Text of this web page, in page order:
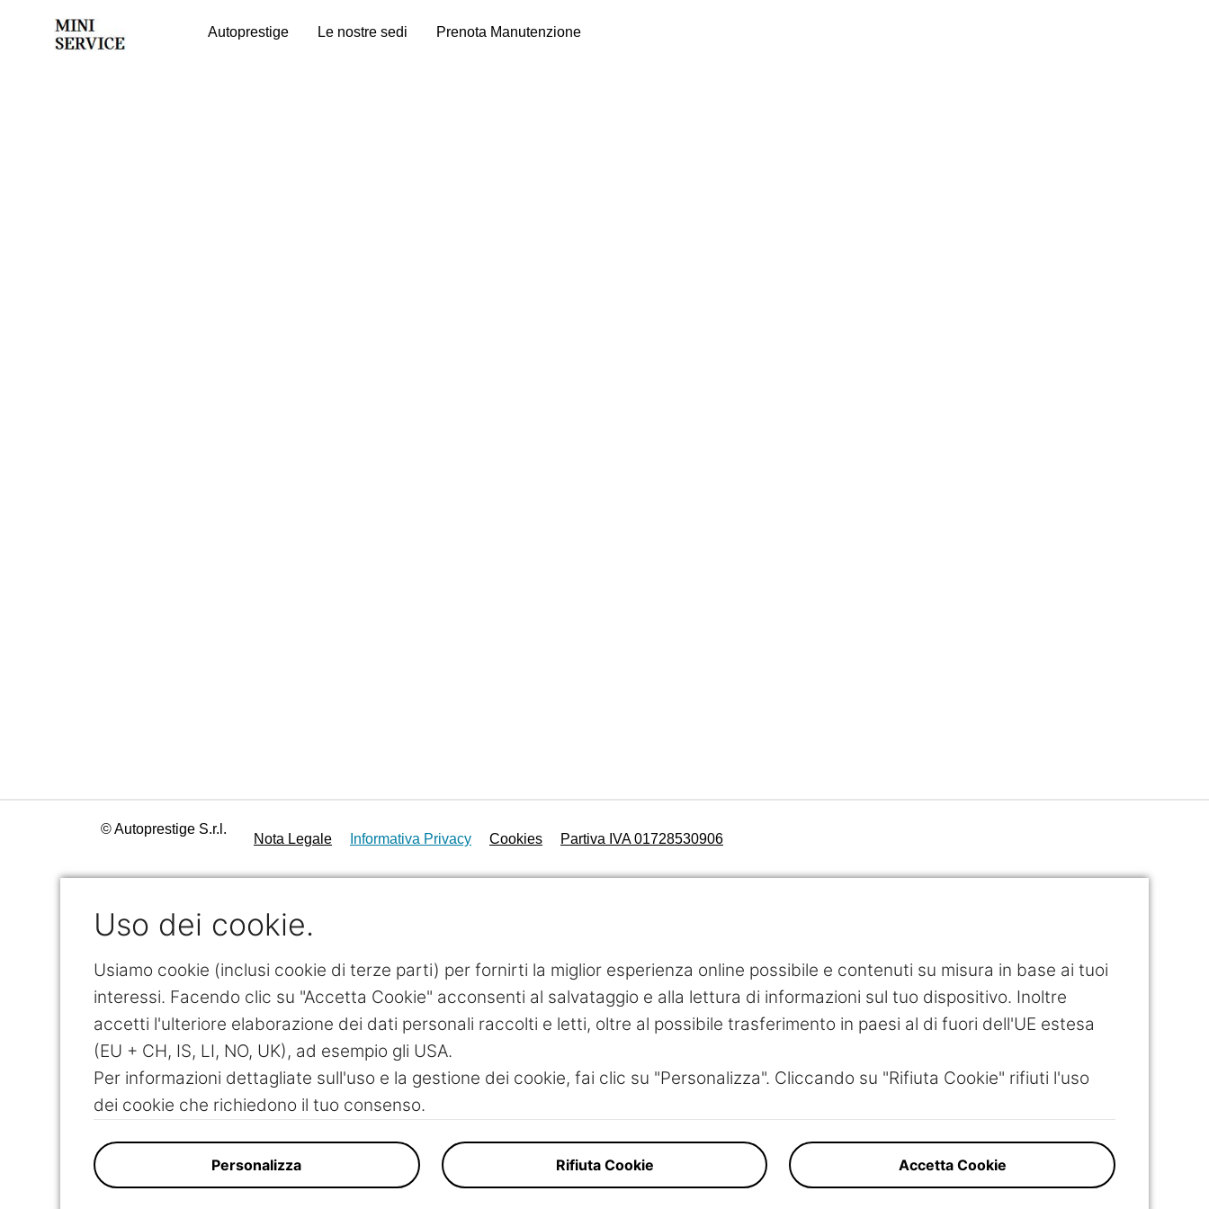
Uso dei cookie.
Usiamo cookie (inclusi cookie di terze parti) per fornirti la miglior esperienza online possibile e contenuti su misura in base ai tuoi
interessi. Facendo clic su "Accetta Cookie" acconsenti al salvataggio e alla lettura di informazioni sul tuo dispositivo. Inoltre
accetti l'ulteriore elaborazione dei dati personali raccolti e letti, oltre al possibile trasferimento in paesi al di fuori dell'UE estesa
(EU + CH, IS, LI, NO, UK), ad esempio gli USA.
Per informazioni dettagliate sull'uso e la gestione dei cookie, fai clic su "Personalizza". Cliccando su "Rifiuta Cookie" rifiuti l'uso
dei cookie che richiedono il tuo consenso.
Personalizza Rifiuta Cookie Accetta Cookie
Autoprestige Le nostre sedi Prenota Manutenzione
© Autoprestige S.r.l.
Nota Legale Informativa Privacy Cookies Partiva IVA 01728530906